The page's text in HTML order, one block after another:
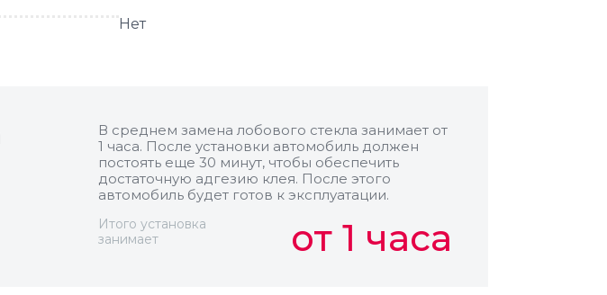
Нет
В среднем замена лобового стекла занимает от
1 часа. После установки автомобиль должен
постоять еще 30 минут, чтобы обеспечить
достаточную адгезию клея. После этого
автомобиль будет готов к эксплуатации.
Итого установка
занимает
от 1 часа